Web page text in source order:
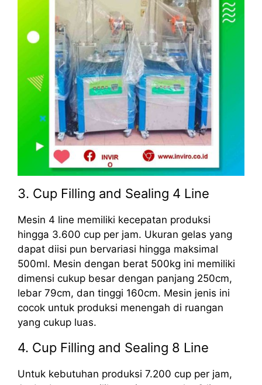
3. Cup Filling and Sealing 4 Line
Mesin 4 line memiliki kecepatan produksi
hingga 3.600 cup per jam. Ukuran gelas yang
dapat diisi pun bervariasi hingga maksimal
500ml. Mesin dengan berat 500kg ini memiliki
dimensi cukup besar dengan panjang 250cm,
lebar 79cm, dan tinggi 160cm. Mesin jenis ini
cocok untuk produksi menengah di ruangan
yang cukup luas.
4. Cup Filling and Sealing 8 Line
Untuk kebutuhan produksi 7.200 cup per jam,